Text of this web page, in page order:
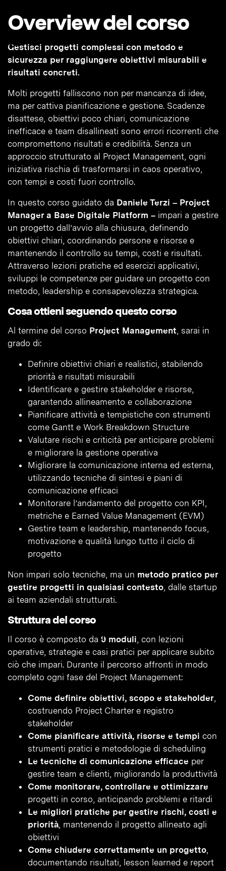
Overview del corso
Gestisci progetti complessi con metodo e
sicurezza per raggiungere obiettivi misurabili e
risultati concreti.
Molti progetti falliscono non per mancanza di idee,
ma per cattiva pianificazione e gestione. Scadenze
disattese, obiettivi poco chiari, comunicazione
inefficace e team disallineati sono errori ricorrenti che
compromettono risultati e credibilità. Senza un
approccio strutturato al Project Management, ogni
iniziativa rischia di trasformarsi in caos operativo,
con tempi e costi fuori controllo.
In questo corso guidato da Daniele Terzi – Project
Manager a Base Digitale Platform – impari a gestire
un progetto dall’avvio alla chiusura, definendo
obiettivi chiari, coordinando persone e risorse e
mantenendo il controllo su tempi, costi e risultati.
Attraverso lezioni pratiche ed esercizi applicativi,
sviluppi le competenze per guidare un progetto con
metodo, leadership e consapevolezza strategica.
Cosa ottieni seguendo questo corso
Al termine del corso Project Management, sarai in
grado di:
Definire obiettivi chiari e realistici, stabilendo
priorità e risultati misurabili
Identificare e gestire stakeholder e risorse,
garantendo allineamento e collaborazione
Pianificare attività e tempistiche con strumenti
come Gantt e Work Breakdown Structure
Valutare rischi e criticità per anticipare problemi
e migliorare la gestione operativa
Migliorare la comunicazione interna ed esterna,
utilizzando tecniche di sintesi e piani di
comunicazione efficaci
Monitorare l’andamento del progetto con KPI,
metriche e Earned Value Management (EVM)
Gestire team e leadership, mantenendo focus,
motivazione e qualità lungo tutto il ciclo di
progetto
Non impari solo tecniche, ma un metodo pratico per
gestire progetti in qualsiasi contesto, dalle startup
ai team aziendali strutturati.
Struttura del corso
Il corso è composto da 9 moduli, con lezioni
operative, strategie e casi pratici per applicare subito
ciò che impari. Durante il percorso affronti in modo
completo ogni fase del Project Management:
Come definire obiettivi, scopo e stakeholder,
costruendo Project Charter e registro
stakeholder
Come pianificare attività, risorse e tempi con
strumenti pratici e metodologie di scheduling
Le tecniche di comunicazione efficace per
gestire team e clienti, migliorando la produttività
Come monitorare, controllare e ottimizzare
progetti in corso, anticipando problemi e ritardi
Le migliori pratiche per gestire rischi, costi e
priorità, mantenendo il progetto allineato agli
obiettivi
Come chiudere correttamente un progetto,
documentando risultati, lesson learned e report